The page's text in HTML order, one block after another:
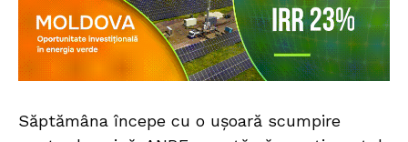
Săptămâna începe cu o ușoară scumpire